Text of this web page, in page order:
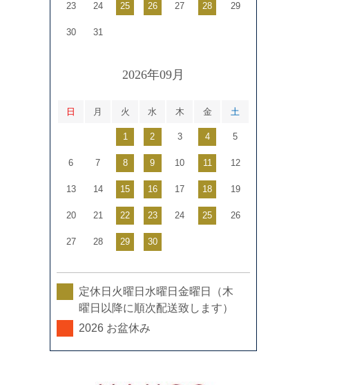
23 24 25 26 27 28 29
30 31
2026年09月
日 月 火 水 木 金 土
1 2 3 4 5
6 7 8 9 10 11 12
13 14 15 16 17 18 19
20 21 22 23 24 25 26
27 28 29 30
定休日火曜日水曜日金曜日（木
曜日以降に順次配送致します）
2026 お盆休み